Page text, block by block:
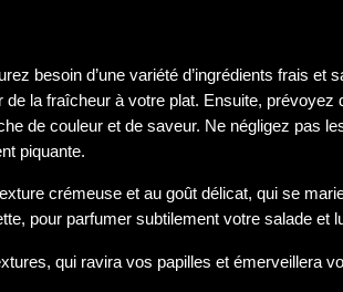
besoin d’une variété d’ingrédients frais et
la fraîcheur à votre plat. Ensuite,
de couleur et de saveur. Ne négligez pas
piquante.
crémeuse et au goût délicat, qui se
pour parfumer subtilement votre salade et
qui ravira vos papilles et émerveillera